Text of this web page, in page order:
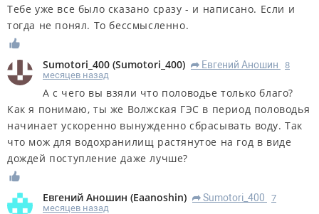
Тебе уже все было сказано сразу - и написано. Если и
тогда не понял. То бессмысленно.
Sumotori_400 (Sumotori_400) R Евгений Аношин
8
месяцев назад
А с чего вы взяли что половодье только благо?
Как я понимаю, ты же Волжская ГЭС в период половодья
начинает ускоренно вынужденно сбрасывать воду. Так
что мож для водохранилищ растянутое на год в виде
дождей поступление даже лучше?
Евгений Аношин (Eaanoshin) R Sumotori_400
7
месяцев назад